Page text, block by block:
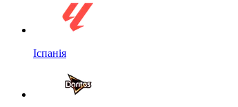
Іспанія